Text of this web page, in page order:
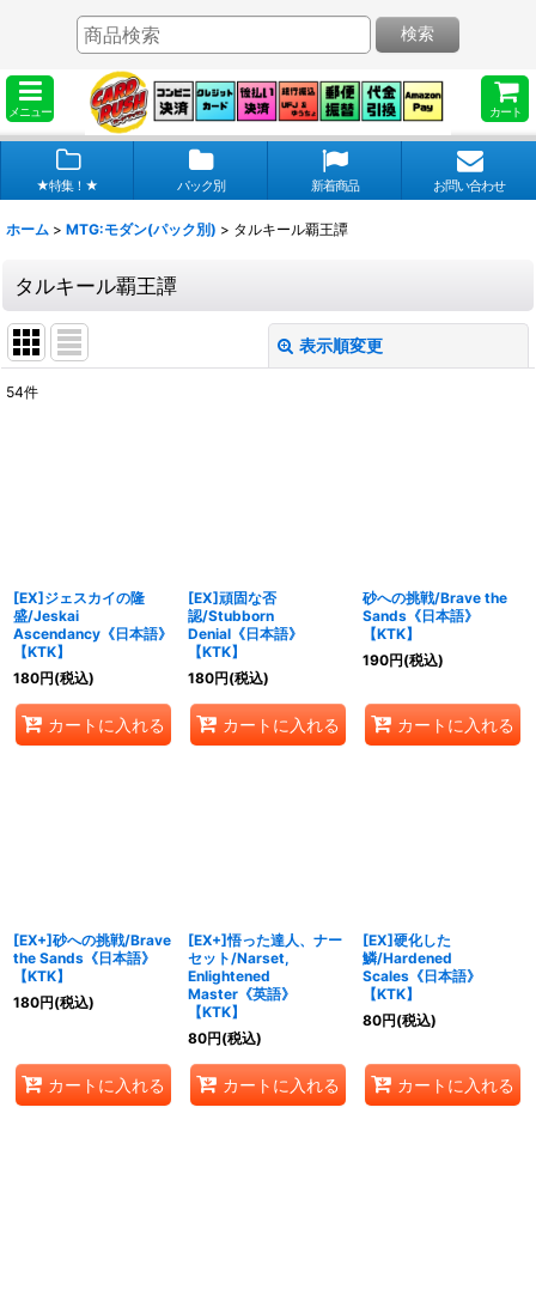
メニュー カート
検索
★特集！★ パック別 新着商品 お問い合わせ
ホーム > MTG:モダン(パック別) > タルキール覇王譚
タルキール覇王譚
表示順変更
絞り込む
54件
[EX]ジェスカイの隆
盛/Jeskai
Ascendancy《日本語》
【KTK】
180円(税込)
カートに入れる
[EX]頑固な否
認/Stubborn
Denial《日本語》
【KTK】
180円(税込)
カートに入れる
砂への挑戦/Brave the
Sands《日本語》
【KTK】
190円(税込)
カートに入れる
[EX+]砂への挑戦/Brave
the Sands《日本語》
【KTK】
180円(税込)
カートに入れる
[EX+]悟った達人、ナー
セット/Narset,
Enlightened
Master《英語》
【KTK】
80円(税込)
カートに入れる
[EX]硬化した
鱗/Hardened
Scales《日本語》
【KTK】
80円(税込)
カートに入れる